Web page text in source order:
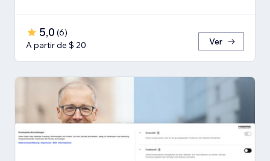
5,0 (6)
A partir de $ 20
Ver